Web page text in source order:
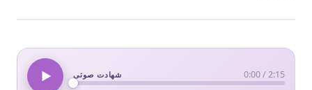
شهادت صوتی 0:00/2:15